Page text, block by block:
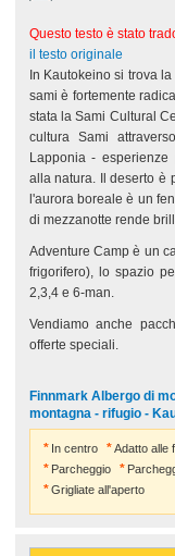
Questo testo è stato
il testo originale
In Kautokeino si trova
sami è fortemente
stata la Sami Cultural
cultura Sami
Lapponia - esperienze
alla natura. Il deserto è
l'aurora boreale è un
di mezzanotte rende
Adventure Camp è un
frigorifero), lo spazio
2,3,4 e 6-man.
Vendiamo anche
offerte speciali.
Finnmark Albergo di
montagna - rifugio -
In centro Adatto alle
Parcheggio
Grigliate all'aperto